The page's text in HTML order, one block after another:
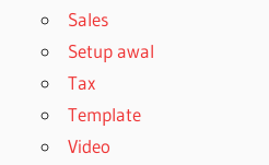
Sales
Setup awal
Tax
Template
Video